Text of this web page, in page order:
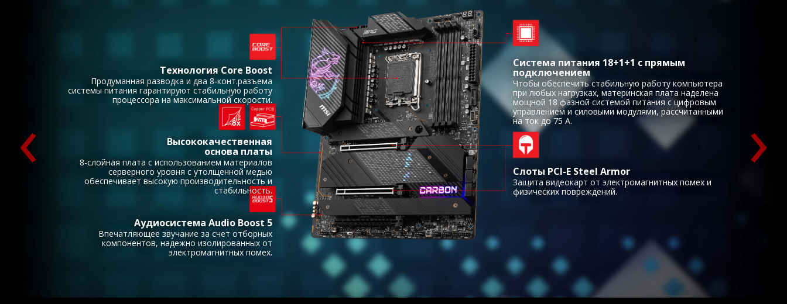
Технология Core Boost
Продуманная разводка и два 8-конт.разъема
системы питания гарантируют стабильную работу
процессора на максимальной скорости.
Высококачественная
основа платы
8-слойная плата с использованием материалов
серверного уровня с утолщенной медью
обеспечивает высокую производительность и
стабильность.
Аудиосистема Audio Boost 5
Впечатляющее звучание за счет отборных
компонентов, надежно изолированных от
электромагнитных помех.
Система питания 18+1+1 с прямым
подключением
Чтобы обеспечить стабильную работу компьютера
при любых нагрузках, материнская плата наделена
мощной 18 фазной системой питания с цифровым
управлением и силовыми модулями, рассчитанными
на ток до 75 А.
Слоты PCI-E Steel Armor
Защита видеокарт от электромагнитных помех и
физических повреждений.
‹ ›